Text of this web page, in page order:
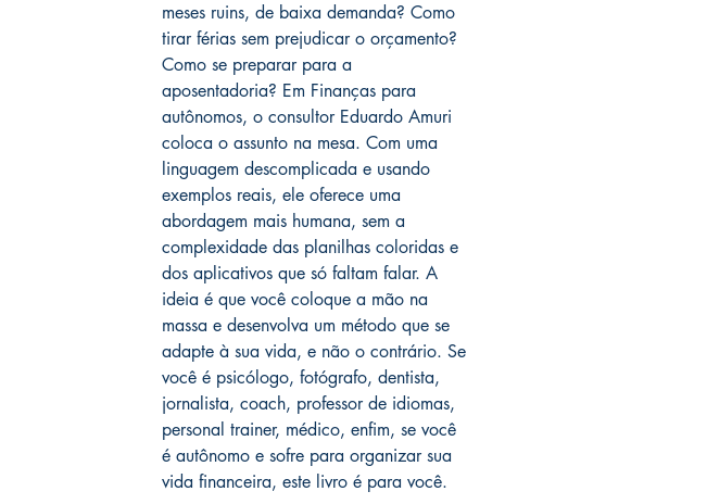
meses ruins, de baixa demanda? Como
tirar férias sem prejudicar o orçamento?
Como se preparar para a
aposentadoria? Em Finanças para
autônomos, o consultor Eduardo Amuri
coloca o assunto na mesa. Com uma
linguagem descomplicada e usando
exemplos reais, ele oferece uma
abordagem mais humana, sem a
complexidade das planilhas coloridas e
dos aplicativos que só faltam falar. A
ideia é que você coloque a mão na
massa e desenvolva um método que se
adapte à sua vida, e não o contrário. Se
você é psicólogo, fotógrafo, dentista,
jornalista, coach, professor de idiomas,
personal trainer, médico, enfim, se você
é autônomo e sofre para organizar sua
vida financeira, este livro é para você.